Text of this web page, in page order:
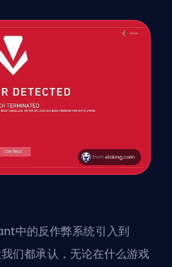
中的反作弊系统引入到
们都承认，无论在什么游戏